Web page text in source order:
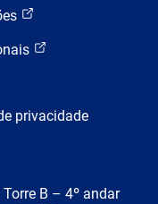
privacidade
B – 4º andar